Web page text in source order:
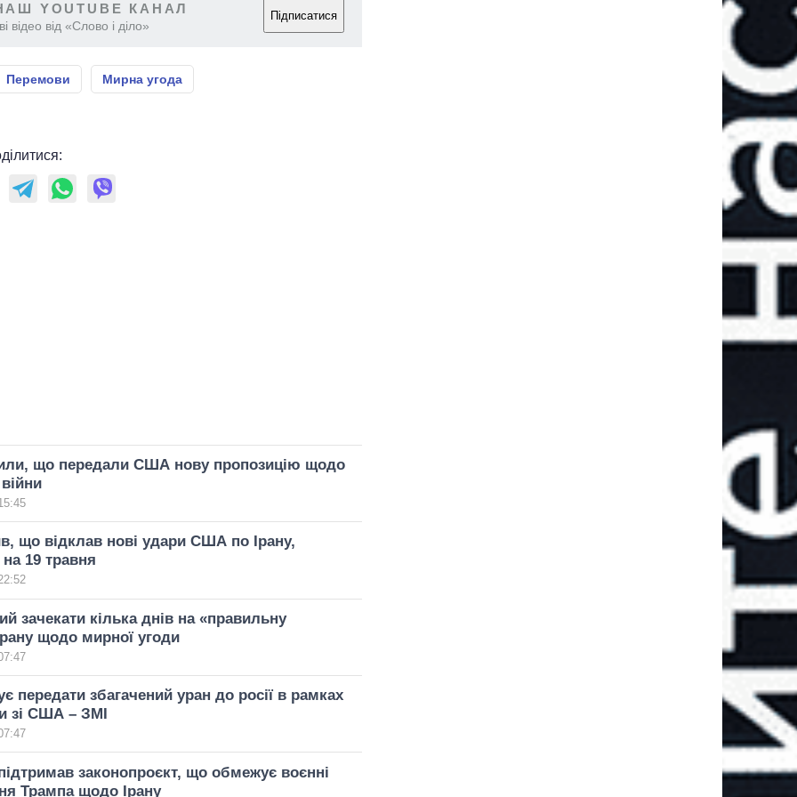
YOUTUBE КАНАЛ
відео від «Слово і діло»
Підписатися
Перемови Мирна угода
що передали США нову пропозицію щодо
що відклав нові удари США по Ірану,
19 травня
зачекати кілька днів на «правильну
щодо мирної угоди
передати збагачений уран до росії в рамках
зі США – ЗМІ
законопроєкт, що обмежує воєнні
Трампа щодо Ірану